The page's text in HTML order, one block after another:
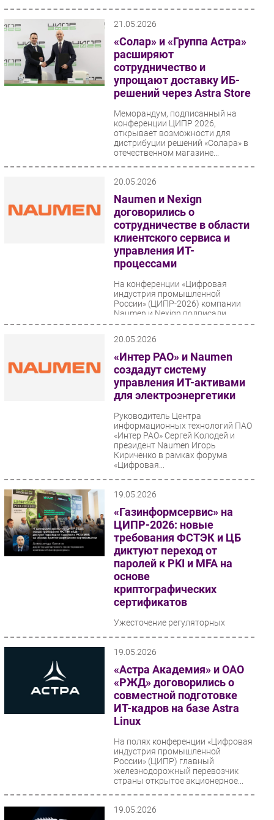
Интервью
Мероприятия
Проекты
IT класс
Тестовый стенд
21.05.2026
«Солар» и «Группа Астра»
расширяют
сотрудничество и
упрощают доставку ИБ-
решений через Astra Store
Меморандум, подписанный на
конференции ЦИПР 2026,
открывает возможности для
дистрибуции решений «Солара» в
отечественном магазине...
20.05.2026
Naumen и Nexign
договорились о
сотрудничестве в области
клиентского сервиса и
управления ИТ-
процессами
На конференции «Цифровая
индустрия промышленной
России» (ЦИПР-2026) компании
Naumen и Nexign подписали
соглашение о сотрудничестве....
20.05.2026
«Интер РАО» и Naumen
создадут систему
управления ИТ-активами
для электроэнергетики
Руководитель Центра
информационных технологий ПАО
«Интер РАО» Сергей Колодей и
президент Naumen Игорь
Кириченко в рамках форума
«Цифровая...
19.05.2026
«Газинформсервис» на
ЦИПР-2026: новые
требования ФСТЭК и ЦБ
диктуют переход от
паролей к PKI и MFA на
основе
криптографических
сертификатов
Ужесточение регуляторных
неизбежным отказ от
в пользу...
19.05.2026
«Астра Академия» и ОАО
«РЖД» договорились о
совместной подготовке
ИТ-кадров на базе Astra
Linux
На полях конференции «Цифровая
индустрия промышленной
России» (ЦИПР) главный
железнодорожный перевозчик
страны открытое акционерное...
19.05.2026